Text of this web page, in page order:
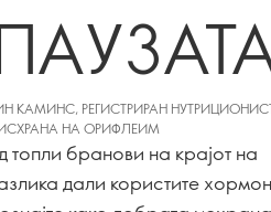
КАМИНС, РЕГИСТРИРАН
НА ОРИФЛЕИМ
бранови на крајот на
дали користите